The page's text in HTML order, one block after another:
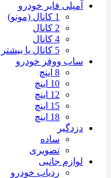
آمپلی فایر خودرو
1 کانال (مونو)
2 کانال
4 کانال
5 کانال یا بیشتر
ساب ووفر خودرو
8 اینچ
10 اینچ
12 اینچ
15 اینچ
18 اینچ
دزدگیر
ساده
تصویری
لوازم جانبی
ردیاب خودرو